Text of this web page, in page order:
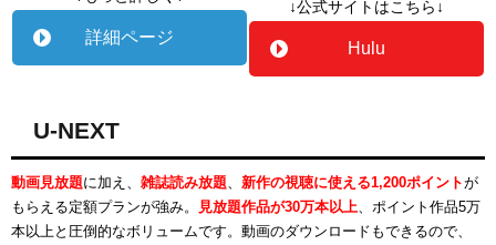
詳細ページ
↓公式サイトはこちら↓
Hulu
U-NEXT
動画見放題に加え、 雑誌読み放題 新作の視聴に使える1,200ポイントが
もらえる定額プランが強み。
見放題作品が30万本以上 、ポイント作品5万
本以上と圧倒的なボリュームです。動画のダウンロードもできるので、